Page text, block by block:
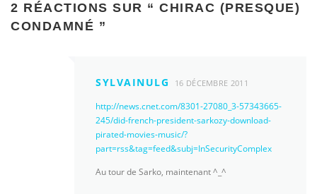
2 RÉACTIONS SUR “ CHIRAC (PRESQUE)
CONDAMNÉ ”
SYLVAINULG 16 DÉCEMBRE 2011
http://news.cnet.com/8301-27080_3-57343665-
245/did-french-president-sarkozy-download-
pirated-movies-music/?
part=rss&tag=feed&subj=InSecurityComplex
Au tour de Sarko, maintenant ^_^